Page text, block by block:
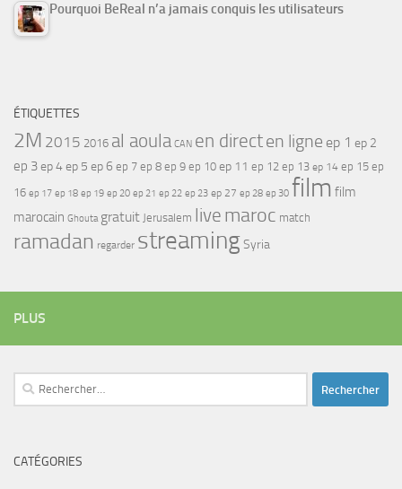
Pourquoi BeReal n’a jamais conquis les utilisateurs
ÉTIQUETTES
2M 2015 2016 al aoula CAN en directen ligne ep 1 ep 2
ep 3ep 4ep 5 ep 6 ep 7 ep 8 ep 9 ep 10 ep 11 ep 12 ep 13 ep 14 ep 15 ep
16 ep 17 ep 18 ep 19 ep 20 ep 21 ep 22 ep 23 ep 27 ep 28 ep 30 film film
marocain Ghouta gratuit Jerusalem live maroc match
ramadan regarder streamingSyria
PLUS
Rechercher :
CATÉGORIES